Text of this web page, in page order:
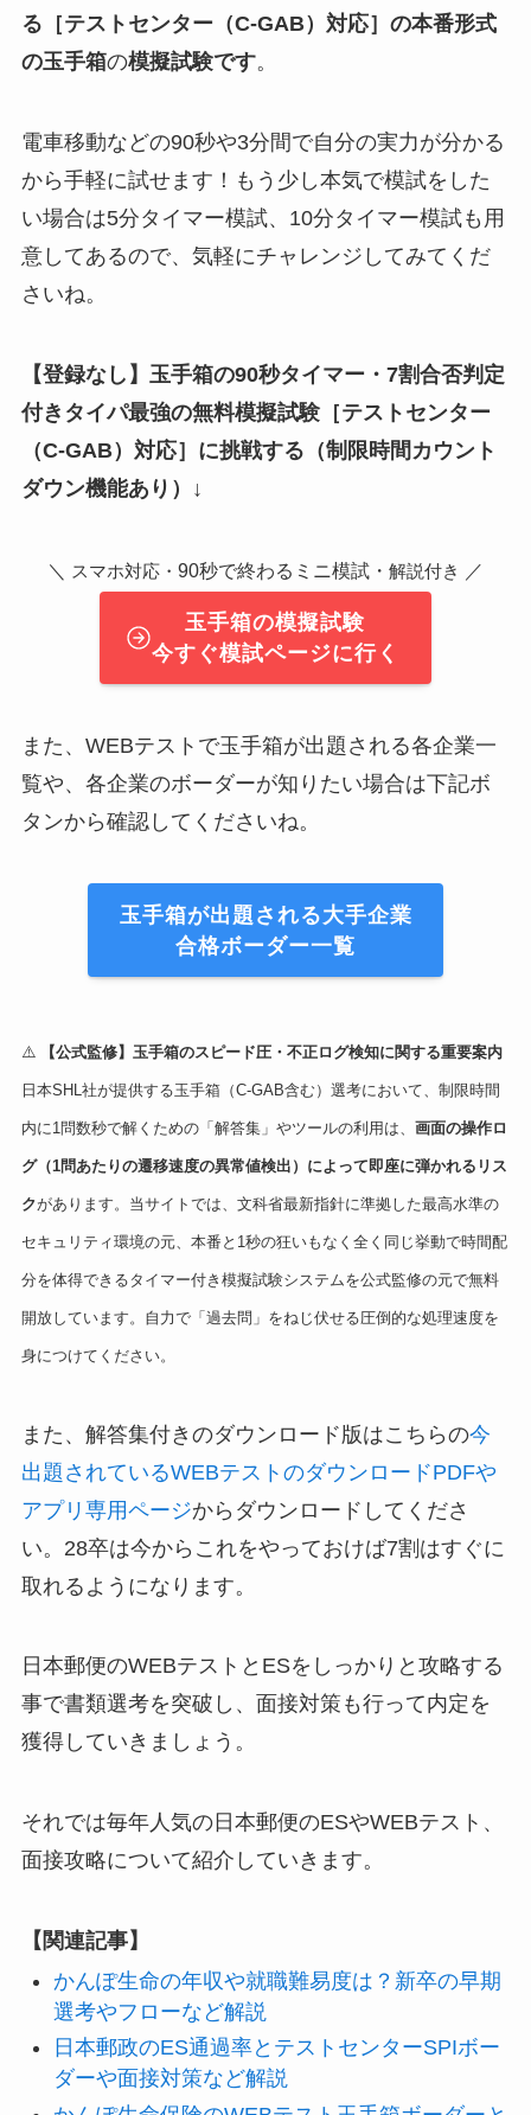
る ［テストセンター（C-GAB）対応］ の本番形式
の玉手箱の模擬試験です。
電車移動などの90秒や3分間で自分の実力が分かる
から手軽に試せます！もう少し本気で模試をした
い場合は5分タイマー模試、10分タイマー模試も用
意してあるので、気軽にチャレンジしてみてくだ
さいね。
【登録なし】玉手箱の90秒タイマー・7割合否判定
付きタイパ最強の無料模擬試験［テストセンター
（C-GAB）対応］ に挑戦する（制限時間カウント
ダウン機能あり）↓
＼ スマホ対応・ 90秒で終わるミニ模試・ 解説付き ／
玉手箱の模擬試験
今すぐ模試ページに行く
また、WEBテストで玉手箱が出題される各企業一
覧や、各企業のボーダーが知りたい場合は下記ボ
タンから確認してくださいね。
玉手箱が出題される大手企業
合格ボーダー一覧
⚠️ 【公式監修】玉手箱のスピード圧・不正ログ検知に関する重要案内
日本SHL社が提供する玉手箱（C-GAB含む）選考において、制限時間
内に1問数秒で解くための「解答集」やツールの利用は、 画面の操作ロ
グ（1問あたりの遷移速度の異常値検出）によって即座に弾かれるリス
クがあります。当サイトでは、文科省最新指針に準拠した最高水準の
セキュリティ環境の元、本番と1秒の狂いもなく全く同じ挙動で時間配
分を体得できるタイマー付き模擬試験システムを公式監修の元で無料
開放しています。自力で「過去問」をねじ伏せる圧倒的な処理速度を
身につけてください。
また、解答集付きのダウンロード版はこちらの今
出題されているWEBテストのダウンロードPDFや
アプリ専用ページからダウンロードしてくださ
い。28卒は今からこれをやっておけば7割はすぐに
取れるようになります。
日本郵便のWEBテストとESをしっかりと攻略する
事で書類選考を突破し、面接対策も行って内定を
獲得していきましょう。
それでは毎年人気の日本郵便のESやWEBテスト、
面接攻略について紹介していきます。
【関連記事】
かんぽ生命の年収や就職難易度は？新卒の早期
選考やフローなど解説
日本郵政のES通過率とテストセンターSPIボー
ダーや面接対策など解説